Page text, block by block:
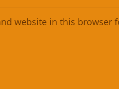
website in this browser